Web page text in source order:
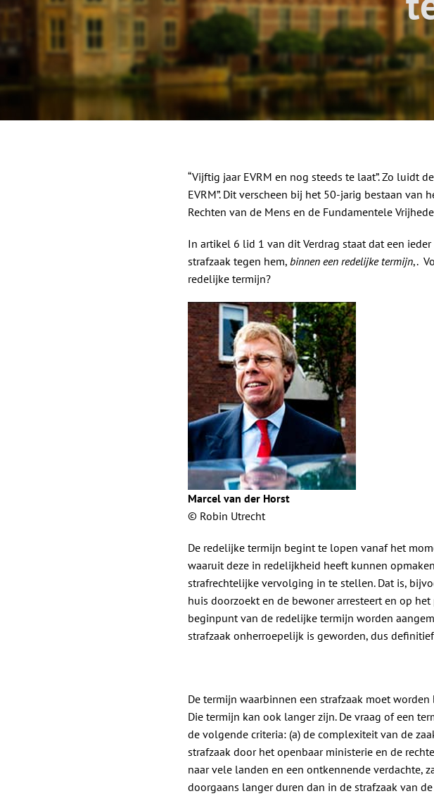
“Vijftig jaar EVRM en nog steeds te laat”. Zo luidt
EVRM”. Dit verscheen bij het 50-jarig bestaan
Rechten van de Mens en de Fundamentele
In artikel 6 lid 1 van dit Verdrag staat dat een
strafzaak tegen hem, binnen een redelijke termijn,.
redelijke termijn?
Marcel van der Horst
© Robin Utrecht
De redelijke termijn begint te lopen vanaf het
waaruit deze in redelijkheid heeft kunnen
strafrechtelijke vervolging in te stellen. Dat is,
huis doorzoekt en de bewoner arresteert en op
beginpunt van de redelijke termijn worden
strafzaak onherroepelijk is geworden, dus
De termijn waarbinnen een strafzaak moet
Die termijn kan ook langer zijn. De vraag of een
de volgende criteria: (a) de complexiteit van de
strafzaak door het openbaar ministerie en de
naar vele landen en een ontkennende verdachte,
doorgaans langer duren dan in de strafzaak van